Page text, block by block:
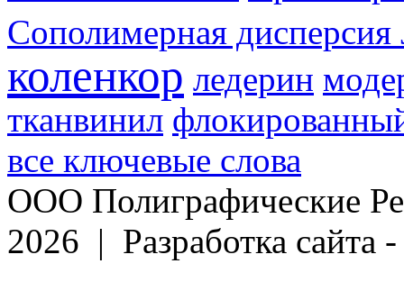
Сополимерная дисперсия
коленкор ледерин
тканвинил
все ключевые слова
ООО Полиграфические
2026 | Разработка сайта